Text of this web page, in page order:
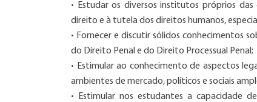
• Estudar os diversos institutos próprios
direito e à tutela dos direitos humanos,
• Fornecer e discutir sólidos conhecimentos
do Direito Penal e do Direito Processual Penal;
• Estimular ao conhecimento de aspectos
ambientes de mercado, políticos e sociais
• Estimular nos estudantes a capacidade